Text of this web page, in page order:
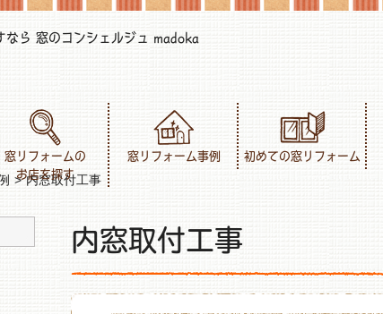
なら 窓のコンシェルジュ madoka
窓リフォームの
お店を探す
窓リフォーム事例 初めての窓リフォーム
内窓取付工事
内窓取付工事